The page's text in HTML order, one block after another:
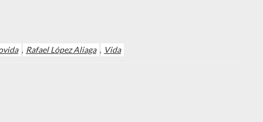
, Rafael López Aliaga , Vida